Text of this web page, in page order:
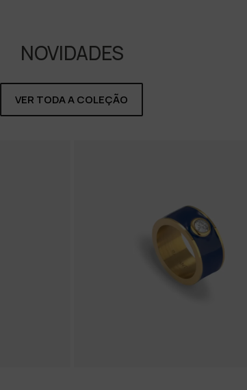
NOVIDADES
VER TODA A COLEÇÃO